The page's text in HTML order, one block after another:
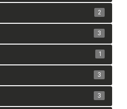
2
3
1
3
3